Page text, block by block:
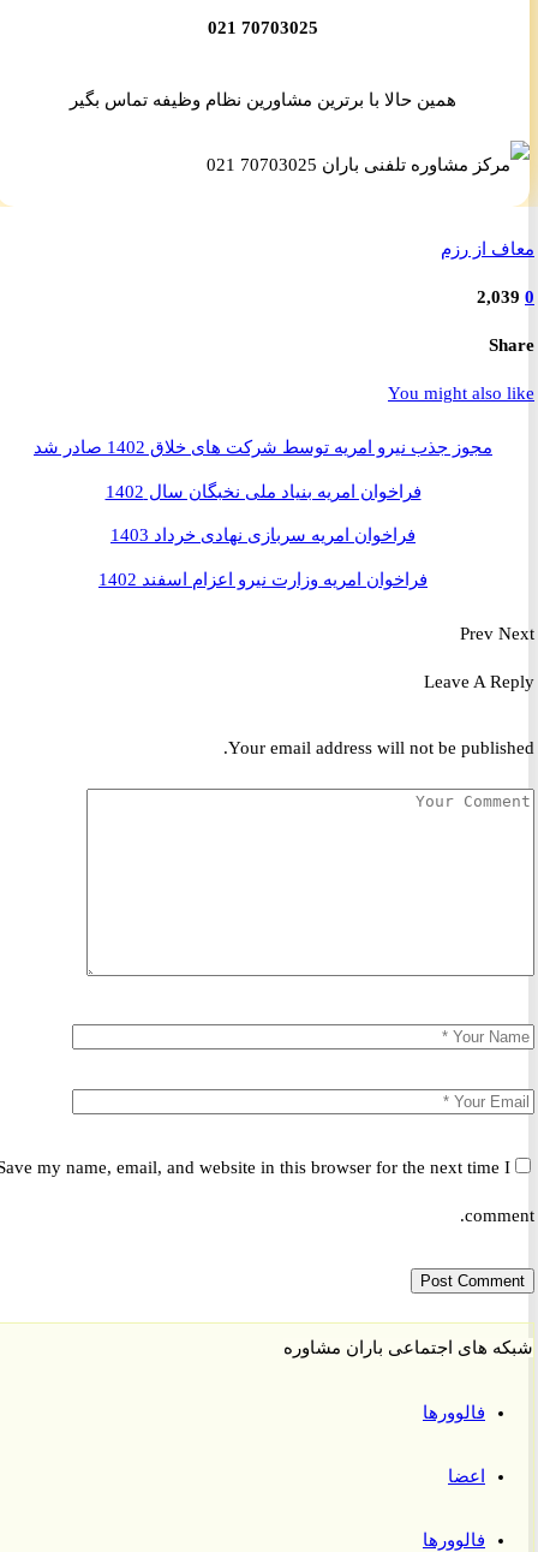
70703025 021
همین حالا با برترین مشاورین نظام وظیفه تماس بگیر
از رزم
You might
مجوز جذب نیرو امریه توسط شرکت های خلاق 1402 صادر شد
فراخوان امریه بنیاد ملی نخبگان سال 1402
فراخوان امریه سربازی نهادی خرداد 1403
فراخوان امریه وزارت نیرو اعزام اسفند 1402
Prev
Leave A
Your email address will not be
Save my name, email, and website in this browser for the next time
های اجتماعی باران مشاوره
فالوورها
اعضا
فالوورها